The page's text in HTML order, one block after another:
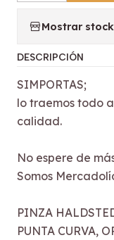
Mostrar
DESCRIPCIÓN
SIMPORTAS;
lo traemos todo
calidad.
No espere de
Somos
PINZA
PUNTA CURVA,